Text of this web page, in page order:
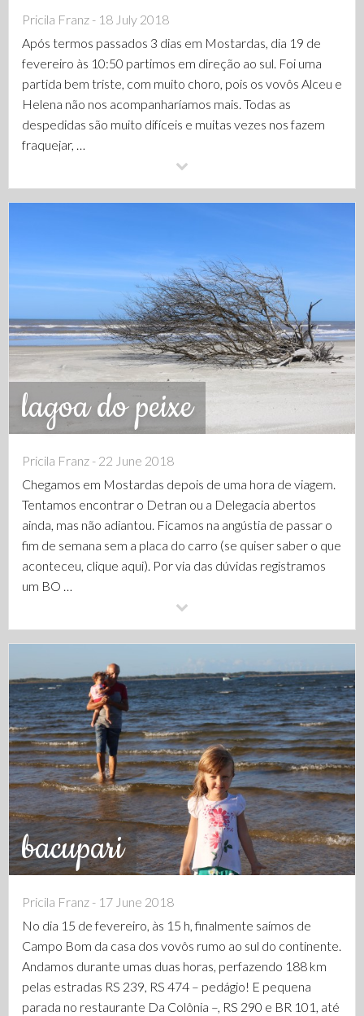
Pricila Franz - 18 July 2018
Após termos passados 3 dias em Mostardas, dia 19 de
fevereiro às 10:50 partimos em direção ao sul. Foi uma
partida bem triste, com muito choro, pois os vovôs Alceu e
Helena não nos acompanharíamos mais. Todas as
despedidas são muito difíceis e muitas vezes nos fazem
fraquejar, …
lagoa do peixe
Pricila Franz - 22 June 2018
Chegamos em Mostardas depois de uma hora de viagem.
Tentamos encontrar o Detran ou a Delegacia abertos
ainda, mas não adiantou. Ficamos na angústia de passar o
fim de semana sem a placa do carro (se quiser saber o que
aconteceu, clique aqui). Por via das dúvidas registramos
um BO …
bacupari
Pricila Franz - 17 June 2018
No dia 15 de fevereiro, às 15 h, finalmente saímos de
Campo Bom da casa dos vovôs rumo ao sul do continente.
Andamos durante umas duas horas, perfazendo 188 km
pelas estradas RS 239, RS 474 – pedágio! E pequena
parada no restaurante Da Colônia –, RS 290 e BR 101, até